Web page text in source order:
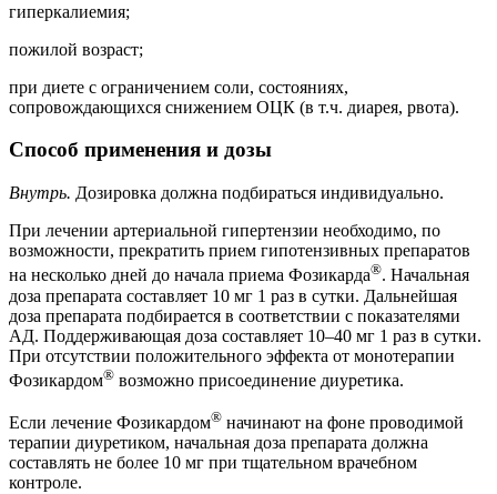
гиперкалиемия;
пожилой возраст;
при диете с ограничением соли, состояниях,
сопровождающихся снижением ОЦК (в т.ч. диарея, рвота).
Способ применения и дозы
Внутрь. Дозировка должна подбираться индивидуально.
При лечении артериальной гипертензии необходимо, по
возможности, прекратить прием гипотензивных препаратов
на несколько дней до начала приема Фозикарда®. Начальная
доза препарата составляет 10 мг 1 раз в сутки. Дальнейшая
доза препарата подбирается в соответствии с показателями
АД. Поддерживающая доза составляет 10–40 мг 1 раз в сутки.
При отсутствии положительного эффекта от монотерапии
Фозикардом® возможно присоединение диуретика.
Если лечение Фозикардом® начинают на фоне проводимой
терапии диуретиком, начальная доза препарата должна
составлять не более 10 мг при тщательном врачебном
контроле.